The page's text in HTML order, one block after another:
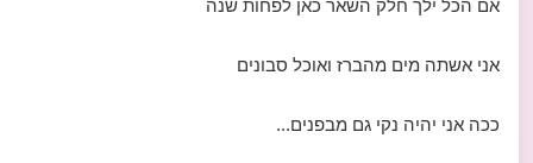
אם הכל ילך חלק השאר כאן לפחות שנה
אני אשתה מים מהברז ואוכל סבונים
ככה אני יהיה נקי גם מבפנים...